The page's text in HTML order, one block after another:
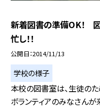
新着図書の準備OK！
忙し！！
公開日 2014/11/13
学校の様子
本校の図書室は、生徒の
ボランティアのみなさんが